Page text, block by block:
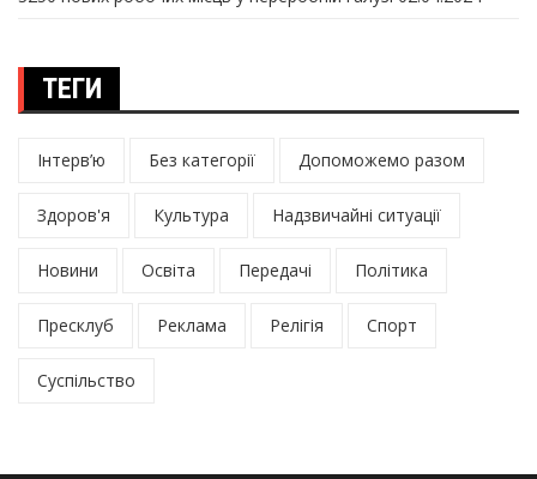
ТЕГИ
Інтерв’ю Без категорії Допоможемо разом
Здоров'я Культура Надзвичайні ситуації
Новини Освіта Передачі Політика
Пресклуб Реклама Релігія Спорт
Суспільство